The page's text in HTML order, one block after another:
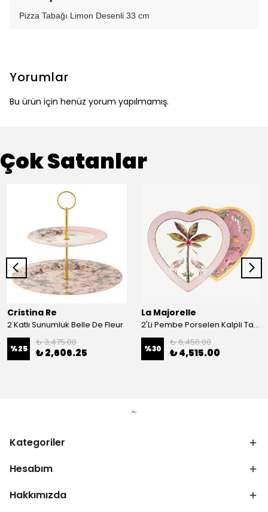
Pizza Tabağı Limon Desenli 33 cm
Yorumlar
Bu ürün için henüz yorum yapılmamış.
Çok Satanlar
Cristina Re
2 Katlı Sunumluk Belle De Fleur
%25
₺ 3,475.00
₺ 2,606.25
La Majorelle
2'Li Pembe Porselen Kalpli Tabak 21,5 Cm La Majorelle
%30
₺ 6,450.00
₺ 4,515.00
Kategoriler
Hesabım
Hakkımızda